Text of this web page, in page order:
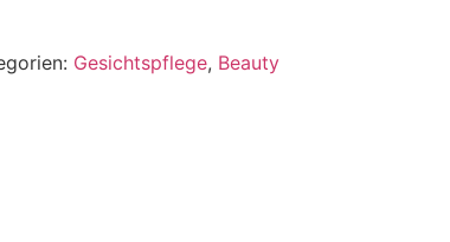
Gesichtspflege, Beauty